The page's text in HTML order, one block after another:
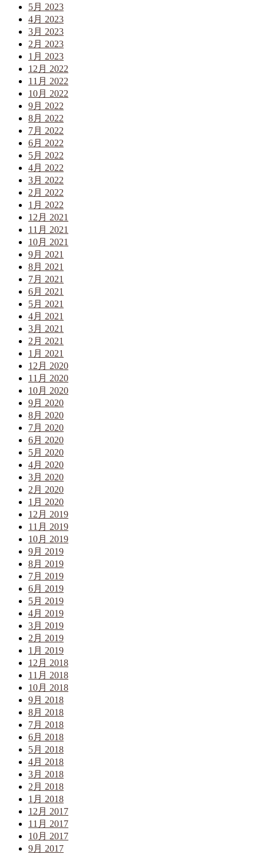
5月 2023
4月 2023
3月 2023
2月 2023
1月 2023
12月 2022
11月 2022
10月 2022
9月 2022
8月 2022
7月 2022
6月 2022
5月 2022
4月 2022
3月 2022
2月 2022
1月 2022
12月 2021
11月 2021
10月 2021
9月 2021
8月 2021
7月 2021
6月 2021
5月 2021
4月 2021
3月 2021
2月 2021
1月 2021
12月 2020
11月 2020
10月 2020
9月 2020
8月 2020
7月 2020
6月 2020
5月 2020
4月 2020
3月 2020
2月 2020
1月 2020
12月 2019
11月 2019
10月 2019
9月 2019
8月 2019
7月 2019
6月 2019
5月 2019
4月 2019
3月 2019
2月 2019
1月 2019
12月 2018
11月 2018
10月 2018
9月 2018
8月 2018
7月 2018
6月 2018
5月 2018
4月 2018
3月 2018
2月 2018
1月 2018
12月 2017
11月 2017
10月 2017
9月 2017